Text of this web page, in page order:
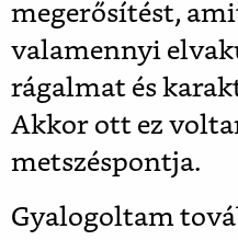
megerősítést,
valamennyi
rágalmat és
Akkor ott ez
metszéspontja.
Gyalogoltam